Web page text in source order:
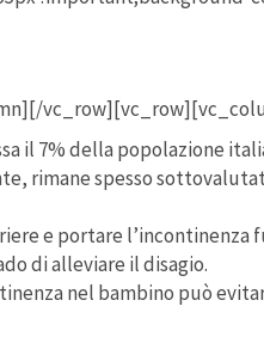
il 7% della popolazione
rimane spesso
e portare
di alleviare il disagio.
nel bambino può